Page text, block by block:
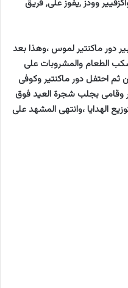
وودز ,يفوز على, فريق
دور ماكنتير لموس ،وهذا بعد
الطعام والمشروبات على
احتفل دور ماكنتير وكوفى
وقامى بجلب شجرة العيد فوق
الهدايا ،وانتهى المشهد على